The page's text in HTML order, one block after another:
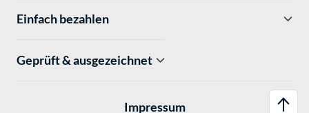
Einfach bezahlen
Geprüft & ausgezeichnet
Impressum